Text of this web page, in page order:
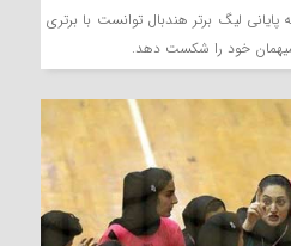
لیگ برتر هندبال توانست با برتری